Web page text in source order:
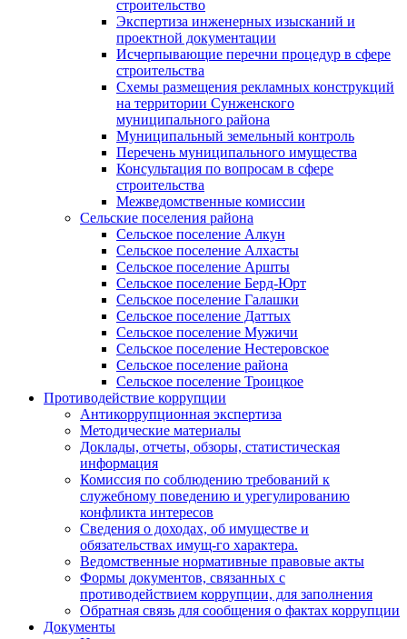
строительство
Экспертиза инженерных изысканий и
проектной документации
Исчерпывающие перечни процедур в сфере
строительства
Схемы размещения рекламных конструкций
на территории Сунженского
муниципального района
Муниципальный земельный контроль
Перечень муниципального имущества
Консультация по вопросам в сфере
строительства
Межведомственные комиссии
Сельские поселения района
Сельское поселение Алкун
Сельское поселение Алхасты
Сельское поселение Аршты
Сельское поселение Берд-Юрт
Сельское поселение Галашки
Сельское поселение Даттых
Сельское поселение Мужичи
Сельское поселение Нестеровское
Сельское поселение района
Сельское поселение Троицкое
Противодействие коррупции
Антикоррупционная экспертиза
Методические материалы
Доклады, отчеты, обзоры, статистическая
информация
Комиссия по соблюдению требований к
служебному поведению и урегулированию
конфликта интересов
Сведения о доходах, об имуществе и
обязательствах имущ-го характера.
Ведомственные нормативные правовые акты
Формы документов, связанных с
противодействием коррупции, для заполнения
Обратная связь для сообщения о фактах коррупции
Документы